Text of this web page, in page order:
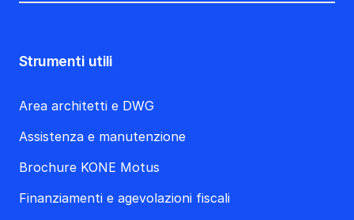
Strumenti utili
Area architetti e DWG
Assistenza e manutenzione
Brochure KONE Motus
Finanziamenti e agevolazioni fiscali